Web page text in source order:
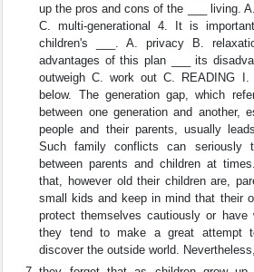
up the pros and cons of the ___ living.
C. multi-generational 4. It is
children's ___. A. privacy B.
advantages of this plan ___ its
outweigh C. work out C. READING
below. The generation gap, which
between one generation and another,
people and their parents, usually
Such family conflicts can seriously
between parents and children at
that, however old their children are,
small kids and keep in mind that their
protect themselves cautiously or have
they tend to make a great attempt
discover the outside world. Nevertheless,